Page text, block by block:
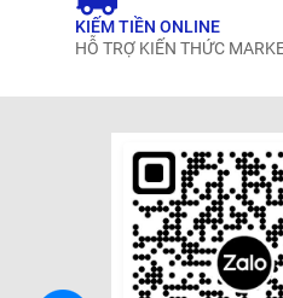
KIẾM TIỀN ONLINE
HỖ TRỢ KIẾN THỨC